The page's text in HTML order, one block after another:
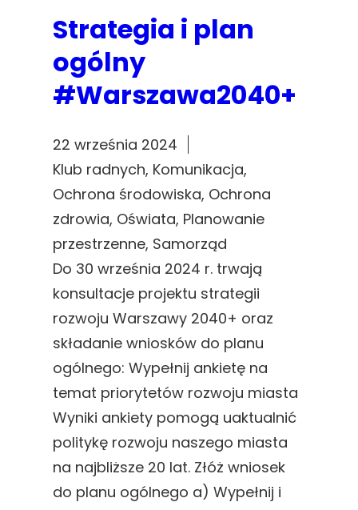
Strategia i plan
ogólny
#Warszawa2040+
22 września 2024
Klub radnych, Komunikacja
Ochrona środowiska, Ochrona
zdrowia, Oświata, Planowanie
przestrzenne, Samorząd
Do 30 września 2024 r. trwają
konsultacje projektu strategii
rozwoju Warszawy 2040+ oraz
składanie wniosków do planu
ogólnego: Wypełnij ankietę na
temat priorytetów rozwoju miasta
Wyniki ankiety pomogą uaktualnić
politykę rozwoju naszego miasta
na najbliższe 20 lat. Złóż wniosek
do planu ogólnego a) Wypełnij i